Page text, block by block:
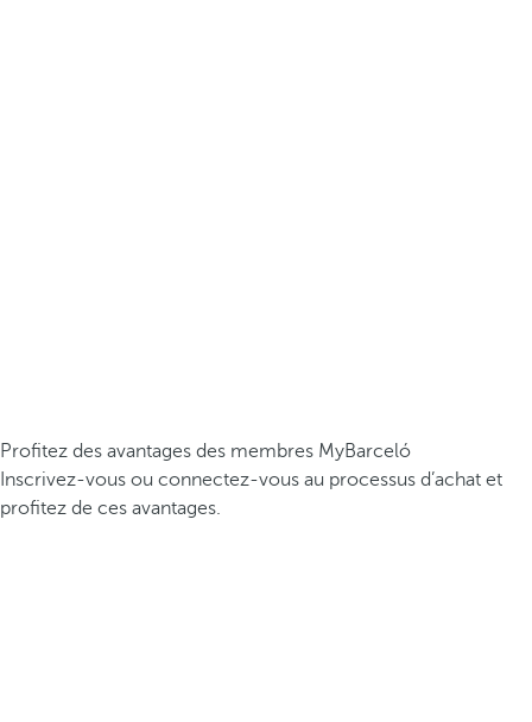
Profitez des avantages des membres MyBarceló
Inscrivez-vous ou connectez-vous au processus d’achat et
profitez de ces avantages.